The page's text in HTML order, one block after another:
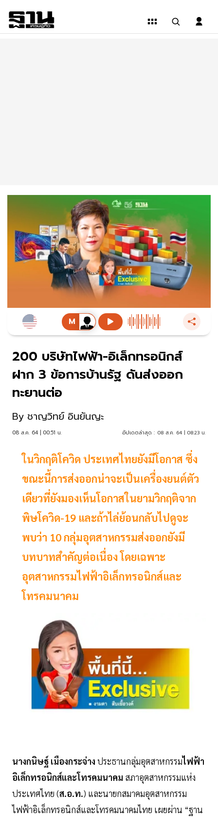
200 บริษัทไฟฟ้า-อิเล็กทรอนิกส์
ฝาก 3 ข้อการบ้านรัฐ ดันส่งออก
ทะยานต่อ
By ชาญวิทย์ อินยันญะ
08 ส.ค. 64 | 00:51 น. อัปเดตล่าสุด : 08 ส.ค. 64 | 08:23 น.
ในวิกฤติโควิด ประเทศไทยยังมีโอกาส ซึ่ง
ขณะนี้การส่งออกน่าจะเป็นเครื่องยนต์ตัว
เดียวที่ยังมองเห็นโอกาสในยามวิกฤติจาก
พิษโควิด-19 และถ้าไล่ย้อนกลับไปดูจะ
พบว่า 10 กลุ่มอุตสาหกรรมส่งออกยังมี
บทบาทสำคัญต่อเนื่อง โดยเฉพาะ
อุตสาหกรรมไฟฟ้าอิเล็กทรอนิกส์และ
โทรคมนาคม
นางกนิษฐ์ เมืองกระจ่าง ประธานกลุ่มอุตสาหกรรมไฟฟ้า
อิเล็กทรอนิกส์และโทรคมนาคม สภาอุตสาหกรรมแห่ง
ประเทศไทย (ส.อ.ท.) และนายกสมาคมอุตสาหกรรม
ไฟฟ้าอิเล็กทรอนิกส์และโทรคมนาคมไทย เผยผ่าน “ฐาน